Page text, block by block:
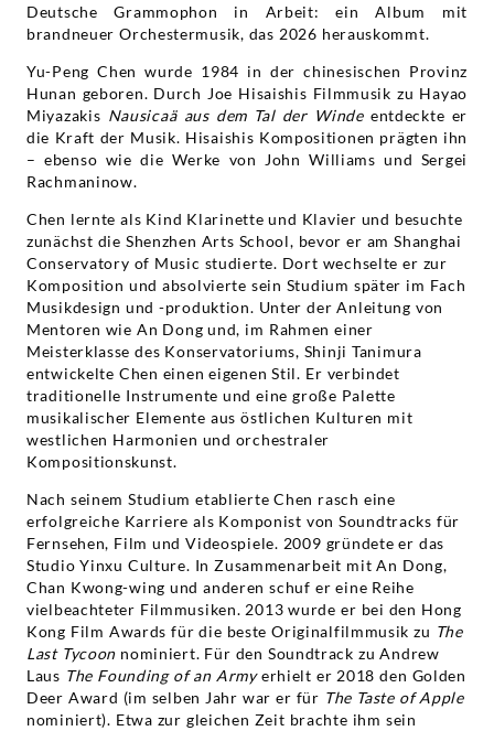
Deutsche Grammophon in Arbeit: ein Album mit
brandneuer Orchestermusik, das 2026 herauskommt.
Yu-Peng Chen wurde 1984 in der chinesischen Provinz
Hunan geboren. Durch Joe Hisaishis Filmmusik zu Hayao
Miyazakis Nausicaä aus dem Tal der Windeentdeckte er
die Kraft der Musik. Hisaishis Kompositionen prägten ihn
– ebenso wie die Werke von John Williams und Sergei
Rachmaninow.
Chen lernte als Kind Klarinette und Klavier und besuchte
zunächst die Shenzhen Arts School, bevor er am Shanghai
Conservatory of Music studierte. Dort wechselte er zur
Komposition und absolvierte sein Studium später im Fach
Musikdesign und -produktion. Unter der Anleitung von
Mentoren wie An Dong und, im Rahmen einer
Meisterklasse des Konservatoriums, Shinji Tanimura
entwickelte Chen einen eigenen Stil. Er verbindet
traditionelle Instrumente und eine große Palette
musikalischer Elemente aus östlichen Kulturen mit
westlichen Harmonien und orchestraler
Kompositionskunst.
Nach seinem Studium etablierte Chen rasch eine
erfolgreiche Karriere als Komponist von Soundtracks für
Fernsehen, Film und Videospiele. 2009 gründete er das
Studio Yinxu Culture. In Zusammenarbeit mit An Dong,
Chan Kwong-wing und anderen schuf er eine Reihe
vielbeachteter Filmmusiken. 2013 wurde er bei den Hong
Kong Film Awards für die beste Originalfilmmusik zu The
Last Tycoon nominiert. Für den Soundtrack zu Andrew
Laus The Founding of an Armyerhielt er 2018 den Golden
Deer Award (im selben Jahr war er für The Taste of Apple
nominiert). Etwa zur gleichen Zeit brachte ihm sein